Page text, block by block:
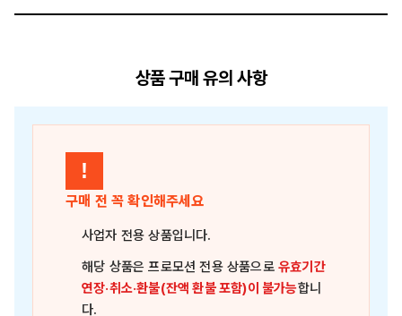
상품 구매 유의 사항
!
구매 전 꼭 확인해주세요
사업자 전용 상품입니다.
해당 상품은프로모션 전용 상품으로유효기간
연장·취소·환불(잔액 환불 포함)이 불가능합니
다.